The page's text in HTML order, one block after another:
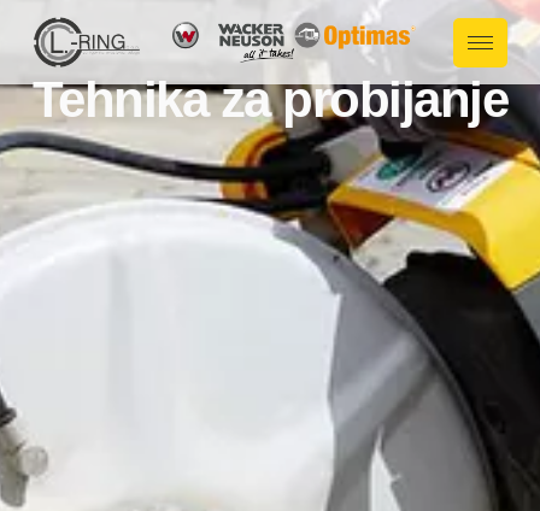
Tehnika za probijanje